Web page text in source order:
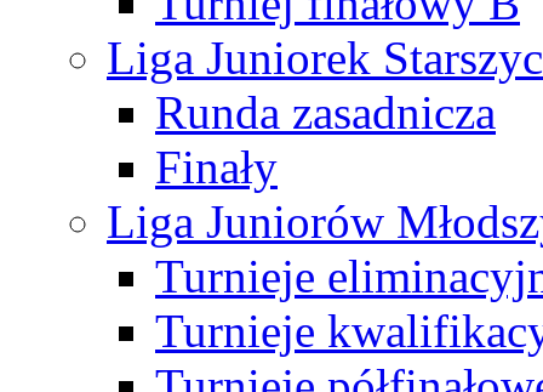
Liga Juniorek
Runda zasadnicza
Finały
Liga Juniorów
Turnieje
Turnieje